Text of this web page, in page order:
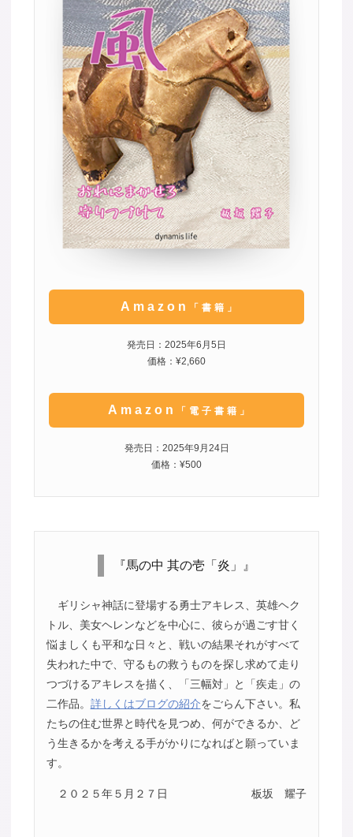
Amazon 「書籍」
発売日：2025年6月5日
価格：¥2,660
Amazon 「電子書籍」
発売日：2025年9月24日
価格：¥500
『馬の中 其の壱「炎」』
ギリシャ神話に登場する勇士アキレス、英雄ヘク
トル、美女ヘレンなどを中心に、彼らが過ごす甘く
悩ましくも平和な日々と、戦いの結果それがすべて
失われた中で、守るもの救うものを探し求めて走り
つづけるアキレスを描く、「三幅対」と「疾走」の
二作品。 詳しくはブログの紹介をごらん下さい。私
たちの住む世界と時代を見つめ、何ができるか、ど
う生きるかを考える手がかりになればと願っていま
す。
２０２５年５月２７日 板坂 耀子